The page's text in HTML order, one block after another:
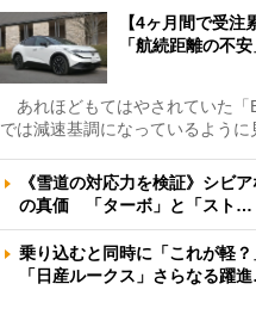
【4ヶ月間で受
「航続距離の不
あれほどもてはやされていた「
では減速基調になっているように
《雪道の対応力を検証》シビ
の真価 「ターボ」と「スト…
乗り込むと同時に「これが軽
「日産ルークス」さらなる躍